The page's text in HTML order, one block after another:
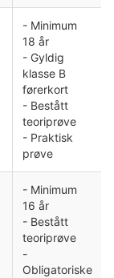
- Minimum
18 år
- Gyldig
klasse B
førerkort
- Bestått
teoriprøve
- Praktisk
prøve
- Minimum
16 år
- Bestått
teoriprøve
-
Obligatoriske